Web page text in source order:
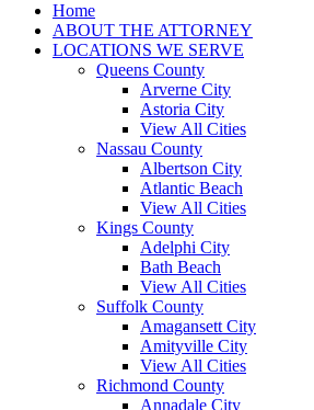
Home
ABOUT THE ATTORNEY
LOCATIONS WE SERVE
Queens County
Arverne City
Astoria City
View All Cities
Nassau County
Albertson City
Atlantic Beach
View All Cities
Kings County
Adelphi City
Bath Beach
View All Cities
Suffolk County
Amagansett City
Amityville City
View All Cities
Richmond County
Annadale City